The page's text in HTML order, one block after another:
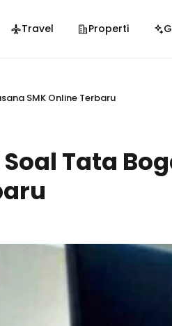
Travel Properti
SMK Online Terbaru
Soal Tata